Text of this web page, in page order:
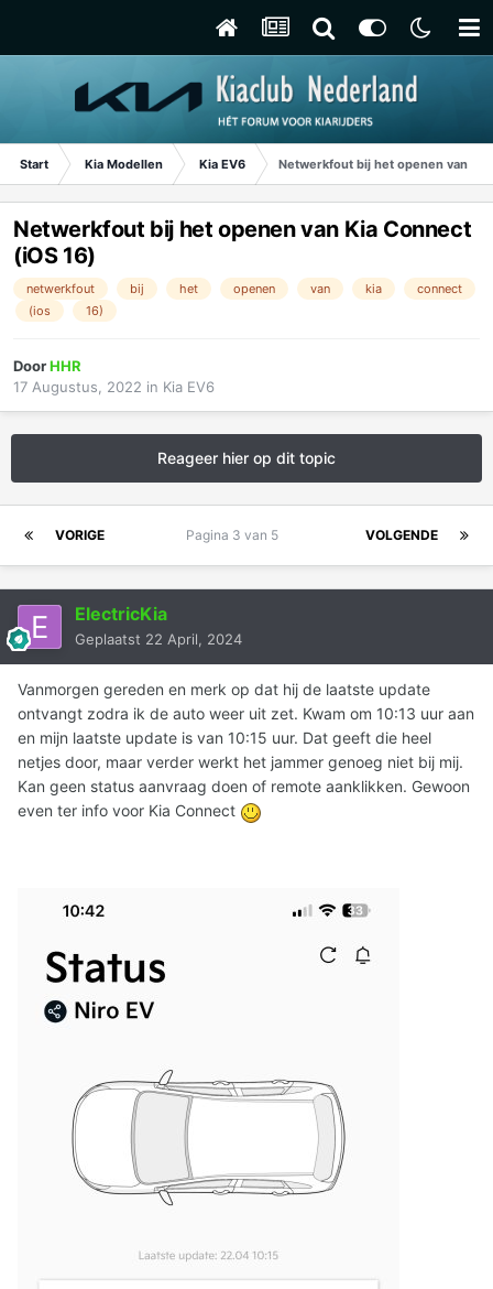
Start Kia Modellen Kia EV6 Netwerkfout bij het openen van Kia
Netwerkfout bij het openen van Kia Connect
(iOS 16)
netwerkfout bij het openen van kia
connect
(ios
16)
DoorHHR
17 Augustus, 2022 in Kia EV6
Reageer hier op dit topic
VORIGE VOLGENDE
Pagina 3 van 5
ElectricKia
Geplaatst 22 April, 2024
Vanmorgen gereden en merk op dat hij de laatste update
ontvangt zodra ik de auto weer uit zet. Kwam om 10:13 uur aan
en mijn laatste update is van 10:15 uur. Dat geeft die heel
netjes door, maar verder werkt het jammer genoeg niet bij mij.
Kan geen status aanvraag doen of remote aanklikken. Gewoon
even ter info voor Kia Connect